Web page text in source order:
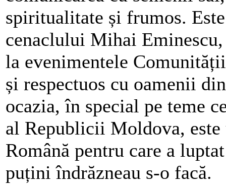
spiritualitate și frumos.
cenaclului Mihai
la evenimentele
și respectuos cu oamenii
ocazia, în special pe teme
al Republicii Moldova,
Română pentru care a
puțini îndrăzneau s-o facă.